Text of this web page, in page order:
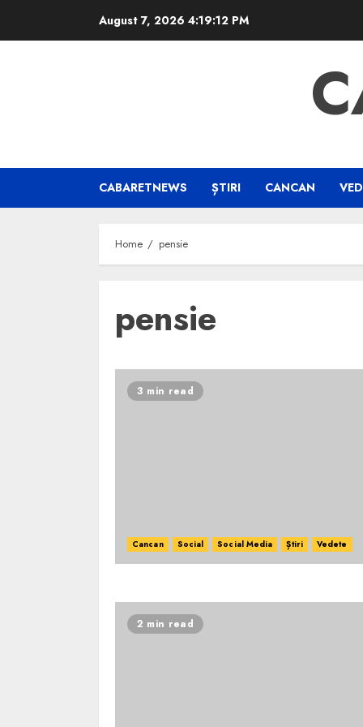
August 7, 2026 4:19:13 PM
CABARETNEWS ȘTIRI CANCAN
Home pensie
pensie
3 min read
Cancan Social Social Media Știri Vedete
2 min read